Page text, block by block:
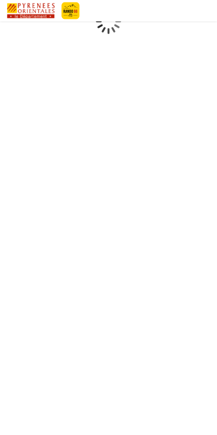
Geotrek-randoLoading